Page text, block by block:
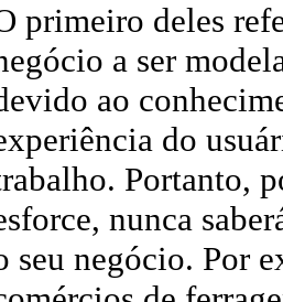
primeiro deles
a ser
ao
do
Portanto,
nunca
seu negócio. Por